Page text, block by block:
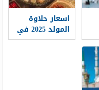
اسعار حلاوة
المولد 2025 في
الكويت